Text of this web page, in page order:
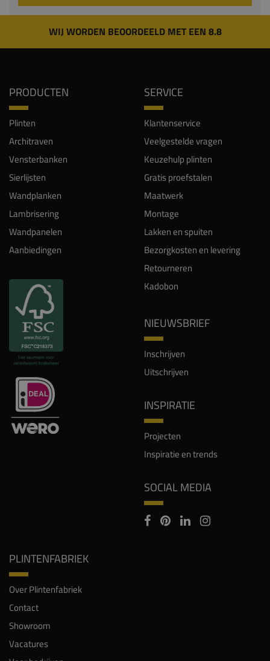
WIJ WORDEN BEOORDEELD MET EEN 8.8
PRODUCTEN
Plinten
Architraven
Vensterbanken
Sierlijsten
Wandplanken
Lambrisering
Wandpanelen
Aanbiedingen
SERVICE
Klantenservice
Veelgestelde vragen
Keuzehulp plinten
Gratis proefstalen
Maatwerk
Montage
Lakken en spuiten
Bezorgkosten en levering
Retourneren
Kadobon
NIEUWSBRIEF
Inschrijven
Uitschrijven
INSPIRATIE
Projecten
Inspiratie en trends
SOCIAL MEDIA
PLINTENFABRIEK
Over Plintenfabriek
Contact
Showroom
Vacatures